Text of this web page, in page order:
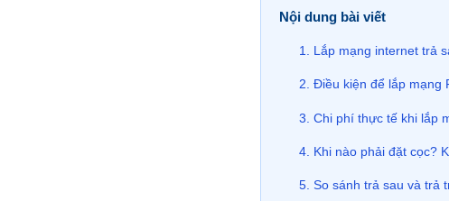
Nội dung bài viết
Lắp mạng internet trả
Điều kiện để lắp mạng
Chi phí thực tế khi lắp
Khi nào phải đặt cọc?
So sánh trả sau và